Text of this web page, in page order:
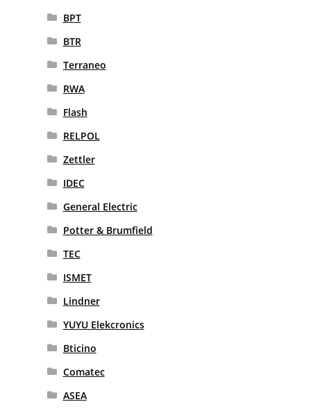
BPT
BTR
Terraneo
RWA
Flash
RELPOL
Zettler
IDEC
General Electric
Potter & Brumfield
TEC
ISMET
Lindner
YUYU Elekcronics
Bticino
Comatec
ASEA